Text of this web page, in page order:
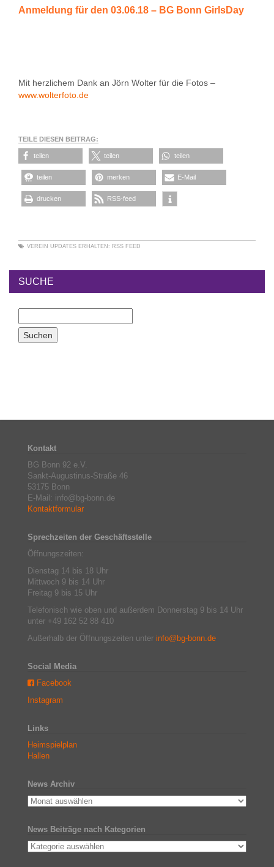
Anmeldung für den 03.06.18 – BG Bonn GirlsDay
Mit herzlichem Dank an Jörn Wolter für die Fotos –
www.wolterfoto.de
TEILE DIESEN BEITRAG:
teilen teilen teilen
teilen merken E-Mail
drucken RSS-feed
VEREIN UPDATES ERHALTEN: RSS FEED
SUCHE
Kontakt
BG Bonn 92 e.V.
Sankt-Augustinus-Straße 46
53175 Bonn
E-Mail: info@bg-bonn.de
Kontaktformular
Sprechzeiten der Geschäftsstelle
Öffnungszeiten:
Dienstag 14 bis 18 Uhr
Mittwoch 9 bis 14 Uhr
Freitag 9 bis 15 Uhr
Telefonisch wie oben und außerdem Donnerstag 9 bis 14 Uhr
unter +49 162 52 88 410
Außerhalb der Öffnungszeiten unter info@bg-bonn.de
Social Media
Facebook
Instagram
Links
Heimspielplan
Hallen
News Archiv
News Beiträge nach Kategorien